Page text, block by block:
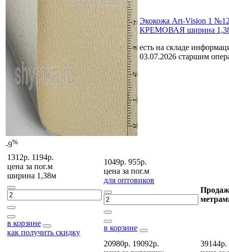
-9%
Экокожа Art-Vision 1
КРЕМОВАЯ ширина
есть на складе
03.07.2026 старшим
1312р. 1194р.
цена за пог.м
ширина 1,38м
в корзине
как получить скидку
1049р. 955р.
цена за пог.м
для оптовиков
в корзине
20980р. 19092р.
39144р.